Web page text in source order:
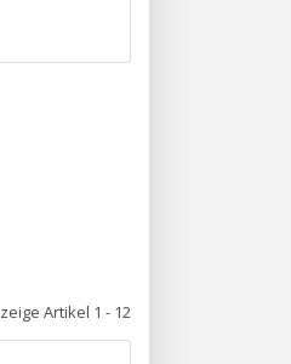
Artikel 1 - 12